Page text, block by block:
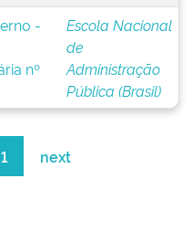
-
nº
Escola Nacional
de
Administração
Pública (Brasil)
1 next